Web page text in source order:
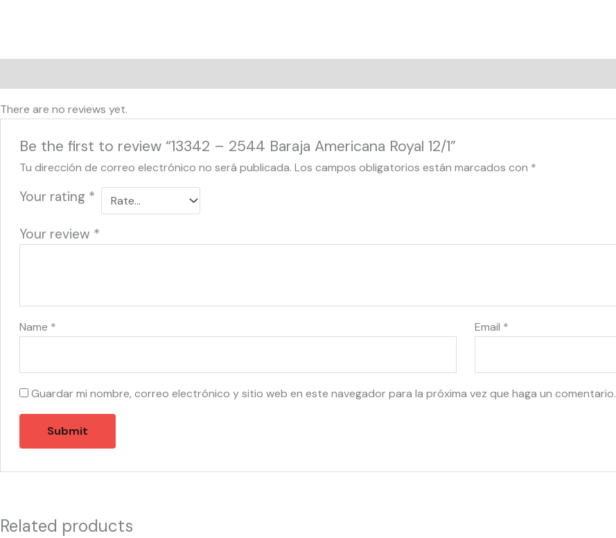
There are no reviews yet.
Be the first to review “13342 – 2544 Baraja Americana Royal 12/1”
Tu dirección de correo electrónico no será publicada. Los campos obligatorios están marcados con *
Your rating *
Your review *
Name * Email *
Guardar mi nombre, correo electrónico y sitio web en este navegador para la próxima vez que haga un comentario.
Related products